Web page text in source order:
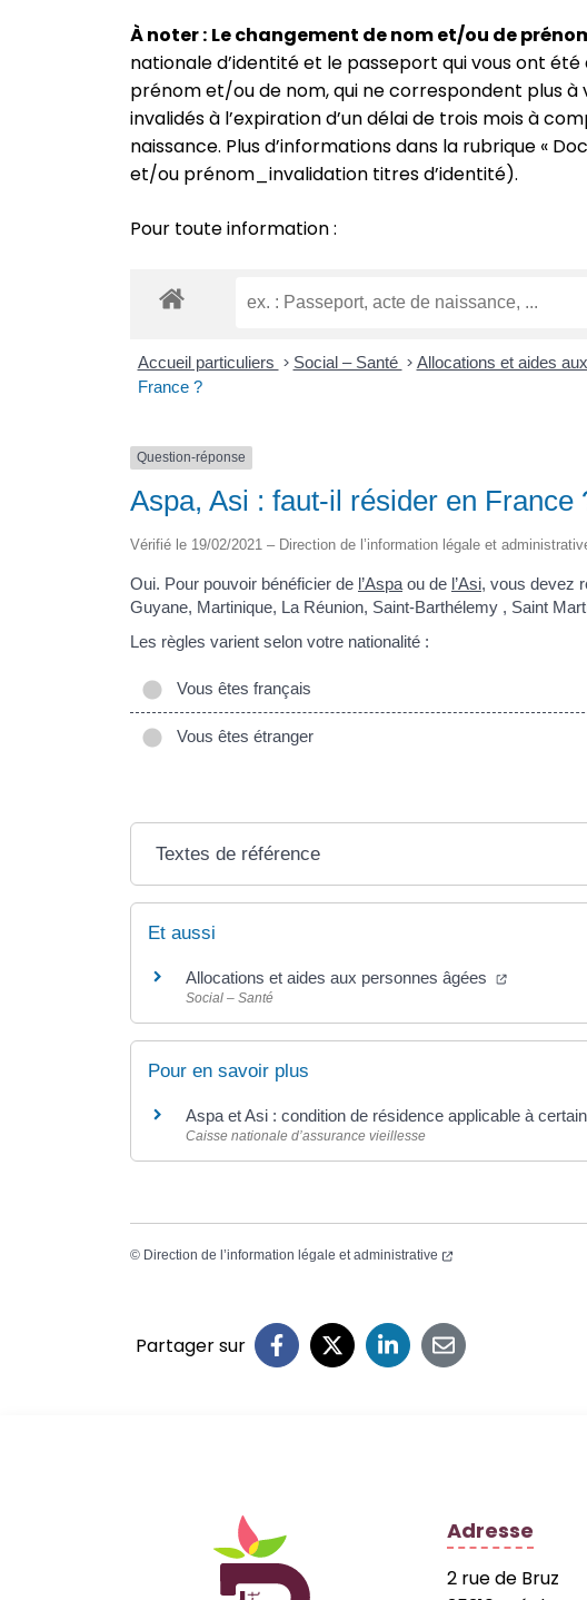
Ànoter : Le changement de nom et/ou de
nationale d’identité et le passeport qui vous ont
prénom et/ou de nom, qui ne correspondent plus
invalidés à l’expiration d’un délai de trois mois à
naissance. Plus d’informations dans la rubrique «
et/ou prénom_invalidation titres d’identité).
Pour toute information :
Accueil particuliers > Social – Santé > Allocations et aides
France ?
Question-réponse
Aspa, Asi : faut-il résider en France
Vérifié le 19/02/2021 – Direction de l’information légale et
Oui. Pour pouvoir bénéficier de l’Aspa ou de l’Asi, vous devez
Guyane, Martinique, La Réunion, Saint-Barthélemy , Saint
Les règles varient selon votre nationalité :
Vous êtes français
Vous êtes étranger
Textes de référence
Et aussi
Allocations et aides aux personnes âgées
Social – Santé
Pour en savoir plus
Aspa et Asi : condition de résidence applicable à
Caisse nationale d’assurance vieillesse
© Direction de l’information légale et administrative
Partager sur
Logo Site officiel de la
Adresse
2 rue de Bruz